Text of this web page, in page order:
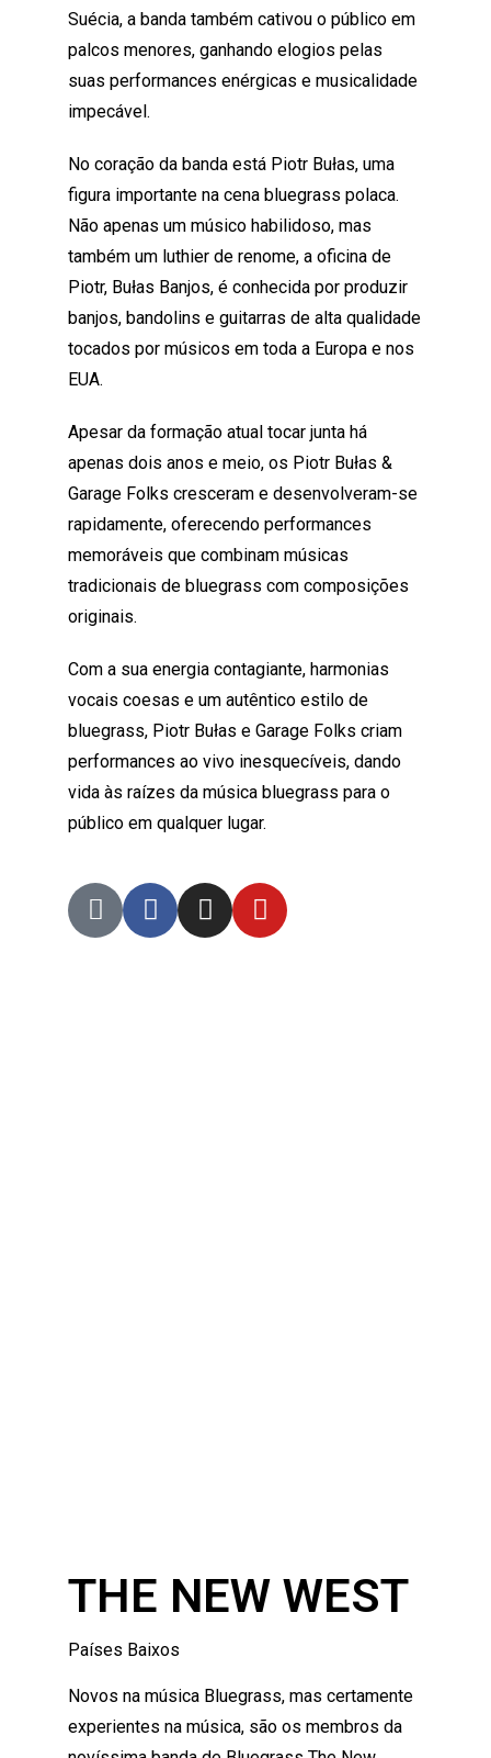
Suécia, a banda também cativou o público em
palcos menores, ganhando elogios pelas
suas performances enérgicas e musicalidade
impecável.
No coração da banda está Piotr Bułas, uma
figura importante na cena bluegrass polaca.
Não apenas um músico habilidoso, mas
também um luthier de renome, a oficina de
Piotr, Bułas Banjos, é conhecida por produzir
banjos, bandolins e guitarras de alta qualidade
tocados por músicos em toda a Europa e nos
EUA.
Apesar da formação atual tocar junta há
apenas dois anos e meio, os Piotr Bułas &
Garage Folks cresceram e desenvolveram-se
rapidamente, oferecendo performances
memoráveis que combinam músicas
tradicionais de bluegrass com composições
originais.
Com a sua energia contagiante, harmonias
vocais coesas e um autêntico estilo de
bluegrass, Piotr Bułas e Garage Folks criam
performances ao vivo inesquecíveis, dando
vida às raízes da música bluegrass para o
público em qualquer lugar.
THE NEW WEST
Países Baixos
Novos na música Bluegrass, mas certamente
experientes na música, são os membros da